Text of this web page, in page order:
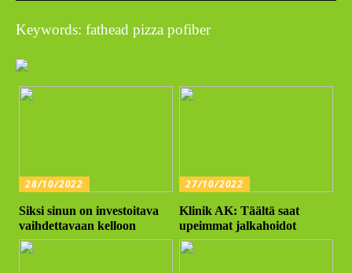
Keywords: fathead pizza pofiber
28/10/2022
Siksi sinun on investoitava
vaihdettavaan kelloon
27/10/2022
Klinik AK: Täältä saat
upeimmat jalkahoidot